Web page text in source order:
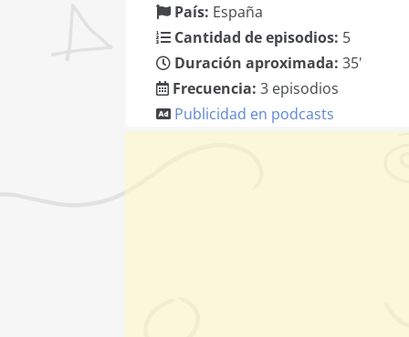
País: España
Cantidad de episodios: 5
Duración aproximada: 35'
Frecuencia: 3 episodios
Publicidad en podcasts